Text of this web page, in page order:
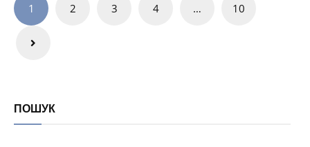
ПОШУК
записів
1 2 3 4 … 10